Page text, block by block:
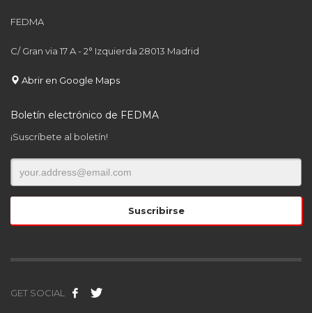
FEDMA
C/ Gran via 17 A - 2° Izquierda 28013 Madrid
Abrir en Google Maps
Boletín electrónico de FEDMA
¡Suscríbete al boletín!
GET SOCIAL